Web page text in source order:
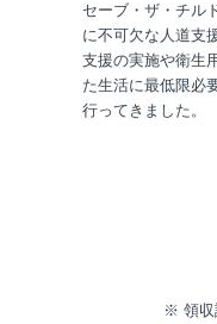
セーブ・ザ・チル
に不可欠な人道支
支援の実施や衛生
た生活に最低限必
行ってきました。
※ 領収